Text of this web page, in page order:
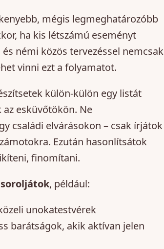
mégis legmeghatározóbb
ha kis létszámú eseményt
némi közös tervezéssel nemcsak
vinni ezt a folyamatot.
külön-külön egy listát
esküvőtökön. Ne
családi elvárásokon – csak írjátok
Ezután hasonlítsátok
finomítani.
, például:
unokatestvérek
barátságok, akik aktívan jelen